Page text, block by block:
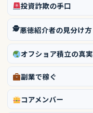
投資詐欺の手口
🕵️悪徳紹介者の見分け方
オフショア積立の真実
副業で稼ぐ
コアメンバー